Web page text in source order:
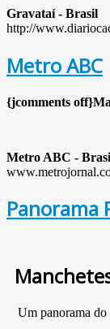
Gravataí - Brasil
http://
Metro ABC
{jcomments
Metro ABC -
Panorama
Um panorama do